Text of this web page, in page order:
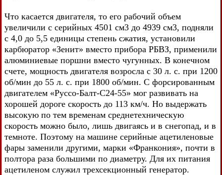
Что касается двигателя, то его рабочий объем
увеличили с серийных 4501 см3 до 4939 см3, подняли
с 4,0 до 5,5 единицы степень сжатия, установили
карбюратор «Зенит» вместо прибора РБВЗ, применили
алюминиевые поршни вместо чугунных. В конечном
счете, мощность двигателя возросла с 30 л. с. при 1200
об/мин до 55 л. с. при 1800 об/мин. С форсированным
двигателем «Руссо-Балт-С24-55» мог развивать на
хорошей дороге скорость до 113 км/ч. Но выдержать
высокую по тем временам среднетехническую
скорость можно было, лишь двигаясь и в снегопад, и в
темноте. Поэтому на машине серийные ацетиленовые
фары заменили другими, марки «Франкония», почти в
полтора раза большими по диаметру. Для их питания
ацетиленом служил трехсекционный генератор.